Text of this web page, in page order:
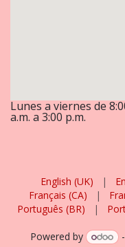
Lunes a viernes de
a.m. a 3:00 p.m.
English (UK) |
Français (CA)
|
Português (BR)
|
Powered by